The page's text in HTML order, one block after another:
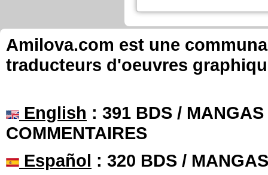
Amilova.com est une
traducteurs d'oeuvres
English : 391 BDS /
COMMENTAIRES
Español : 320 BDS /